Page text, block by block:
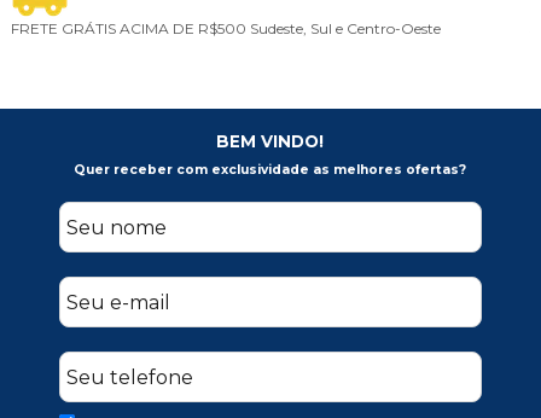
FRETE GRÁTIS ACIMA DE R$500 Sudeste, Sul e Centro-Oeste
BEM VINDO!
Quer receber com exclusividade as melhores ofertas?